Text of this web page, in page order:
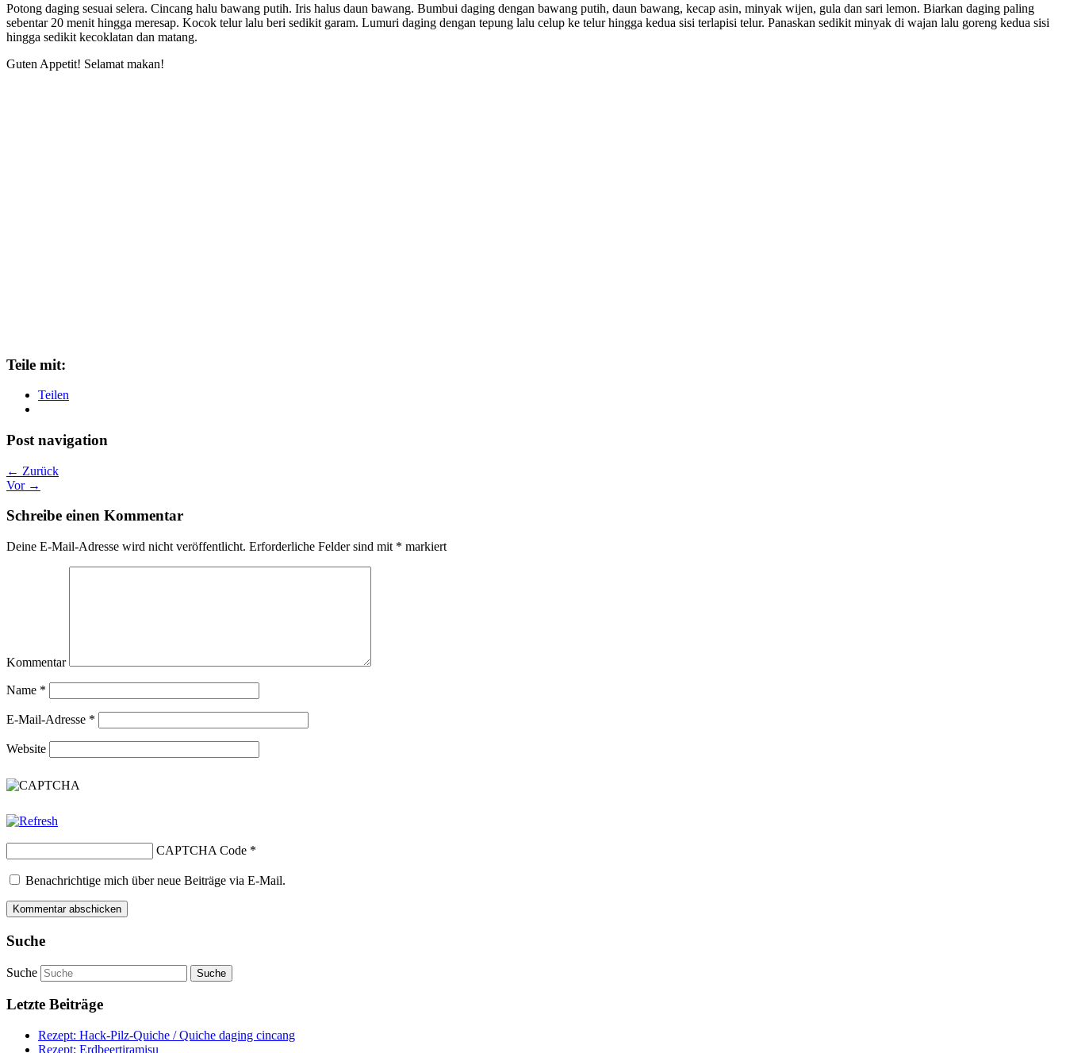
Potong daging sesuai selera. Cincang halu bawang putih. Iris halus daun bawang. Bumbui daging dengan bawang putih, daun bawang, kecap asin, minyak wijen, gula dan sari lemon. Biarkan daging paling
sebentar 20 menit hingga meresap. Kocok telur lalu beri sedikit garam. Lumuri daging dengan tepung lalu celup ke telur hingga kedua sisi terlapisi telur. Panaskan sedikit minyak di wajan lalu goreng kedua sisi
hingga sedikit kecoklatan dan matang.
Guten Appetit! Selamat makan!
Teile mit:
Teilen
Post navigation
← Zurück
Vor →
Schreibe einen Kommentar
Deine E-Mail-Adresse wird nicht veröffentlicht. Erforderliche Felder sind mit * markiert
Kommentar
Name *
E-Mail-Adresse *
Website
CAPTCHA Code *
Benachrichtige mich über neue Beiträge via E-Mail.
Suche
Suche
Letzte Beiträge
Rezept: Hack-Pilz-Quiche / Quiche daging cincang
Rezept: Erdbeertiramisu